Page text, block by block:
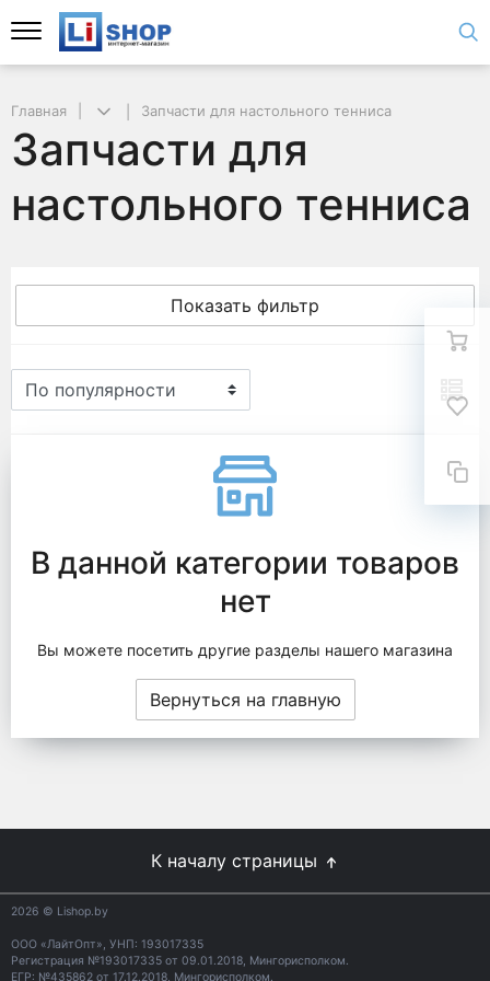
Главная Запчасти для настольного тенниса
Запчасти для
настольного тенниса
Показать фильтр
В данной категории товаров
нет
Вы можете посетить другие разделы нашего магазина
Вернуться на главную
К началу страницы
2026 © Lishop.by
ООО «ЛайтОпт», УНП: 193017335
Регистрация №193017335 от 09.01.2018, Мингорисполком.
ЕГР: №435862 от 17.12.2018, Мингорисполком.